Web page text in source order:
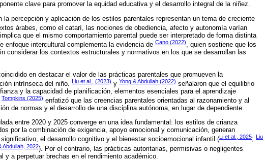
clave para promover la equidad educativa y el desarrollo integral de la niñez.
percepción y aplicación de los estilos parentales representan un tema de creciente
árabes, como el catarí, las nociones de obediencia, afecto y autonomía varían
que el mismo comportamiento parental puede ser interpretado de forma distinta
enfoque intercultural complementa la evidencia de Cano (2022), quien sostiene que los
considerar los contextos estructurales y normativos en los que se desarrollan las
en destacar el valor de las prácticas parentales que promueven la
intrínseca del niño.
Liu et al., (2023) y Yong & Abdullah (2022) señalaron que el equilibrio
y la capacidad de planificación, elementos esenciales para el aprendizaje
Tompkins (2025) enfatizó que las creencias parentales orientadas al razonamiento y al
de normas y el desarrollo de una disciplina autónoma, en lugar de dependiente.
entre 2020 y 2025 converge en una idea fundamental: los estilos de crianza
por la combinación de exigencia, apoyo emocional y comunicación, generan
el desarrollo cognitivo y el bienestar socioemocional infantil (Li et al., 2025; Liu
Abdullah, 2022). Por el contrario, las prácticas autoritarias, permisivas o negligentes
y a perpetuar brechas en el rendimiento académico.